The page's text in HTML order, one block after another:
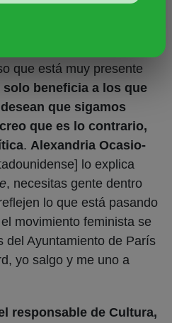
que está muy presente
solo beneficia a los que
que sigamos
creo que es lo contrario,
. Alexandria Ocasio-
lo explica
, necesitas gente dentro
lo que está pasando
movimiento feminista se
del Ayuntamiento de París
yo salgo y me uno a
responsable de Cultura,